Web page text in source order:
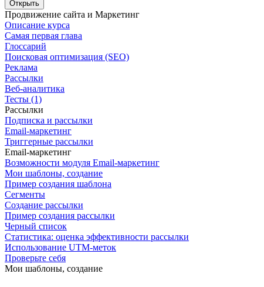
Открыть
Продвижение сайта и Маркетинг
Описание курса
Самая первая глава
Глоссарий
Поисковая оптимизация (SEO)
Реклама
Рассылки
Веб-аналитика
Тесты (1)
Рассылки
Подписка и рассылки
Email-маркетинг
Триггерные рассылки
Email-маркетинг
Возможности модуля Email-маркетинг
Мои шаблоны, создание
Пример создания шаблона
Сегменты
Создание рассылки
Пример создания рассылки
Черный список
Статистика: оценка эффективности рассылки
Использование UTM-меток
Проверьте себя
Мои шаблоны, создание